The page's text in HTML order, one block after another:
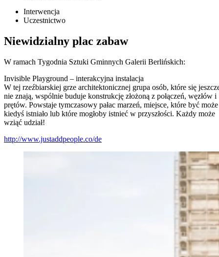
Interwencja
Uczestnictwo
Niewidzialny plac zabaw
W ramach Tygodnia Sztuki Gminnych Galerii Berlińskich:
Invisible Playground – interakcyjna instalacja
W tej rzeźbiarskiej grze architektonicznej grupa osób, które się
nie znają, wspólnie buduje konstrukcję złożoną z połączeń, węzłów i
prętów. Powstaje tymczasowy pałac marzeń, miejsce, które być może
kiedyś istniało lub które mogłoby istnieć w przyszłości. Każdy może
wziąć udział!
http://www.justaddpeople.co/de